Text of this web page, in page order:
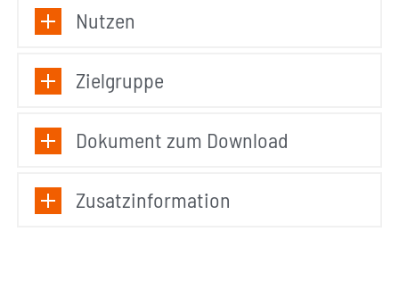
Nutzen
Zielgruppe
Dokument zum Download
Zusatzinformation